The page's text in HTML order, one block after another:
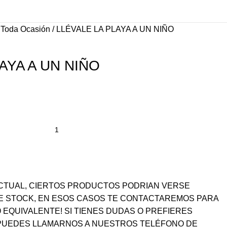
Ocasión
LLÉVALE LA PLAYA A UN NIÑO
A UN NIÑO
CIERTOS PRODUCTOS PODRIAN VERSE
STOCK, EN ESOS CASOS TE CONTACTAREMOS PARA
SI TIENES DUDAS O PREFIERES
LLAMARNOS A NUESTROS TELÉFONO DE